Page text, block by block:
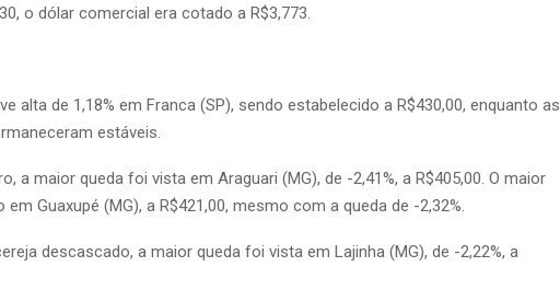
o dólar comercial era cotado a R$3,773.
alta de 1,18% em Franca (SP), sendo estabelecido a R$430,00, enquanto as
estáveis.
a maior queda foi vista em Araguari (MG), de -2,41%, a R$405,00. O maior
Guaxupé (MG), a R$421,00, mesmo com a queda de -2,32%.
descascado, a maior queda foi vista em Lajinha (MG), de -2,22%, a